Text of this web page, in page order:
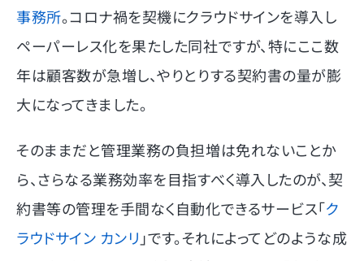
事務所。コロナ禍を契機にクラウドサインを導入し
ペーパーレス化を果たした同社ですが、特にここ数
年は顧客数が急増し、やりとりする契約書の量が膨
大になってきました。
そのままだと管理業務の負担増は免れないことか
ら、さらなる業務効率を目指すべく導入したのが、契
約書等の管理を手間なく自動化できるサービス「ク
ラウドサイン カンリ 」です。それによってどのような成